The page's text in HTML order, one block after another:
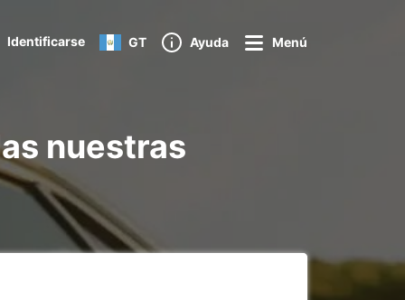
Identificarse GT Ayuda Menú
nuestras